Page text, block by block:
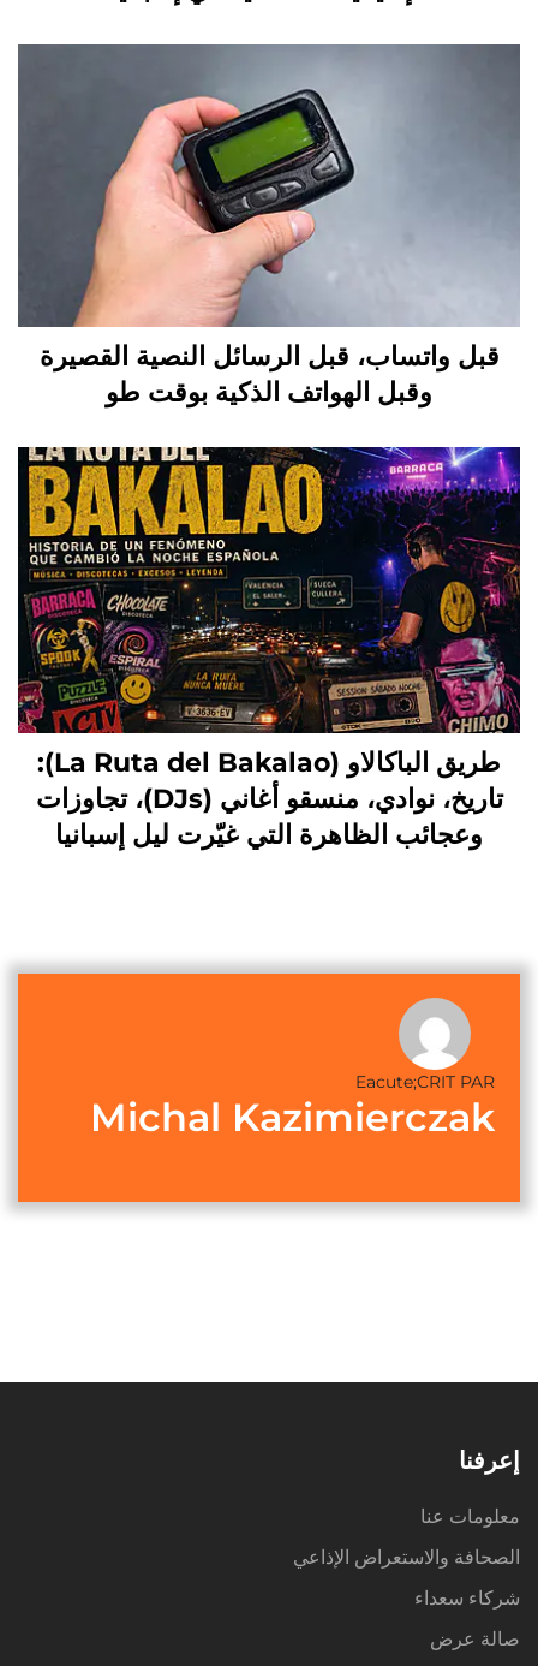
قبل واتساب، قبل الرسائل النصية القصيرة
وقبل الهواتف الذكية بوقت طو
طريق الباكالاو (La Ruta del Bakalao):
تاريخ، نوادي، منسقو أغاني (DJs)، تجاوزات
وعجائب الظاهرة التي غيّرت ليل إسبانيا
Eacute;CRIT PAR
Michal Kazimierczak
إعرفنا
معلومات عنا
الصحافة والاستعراض الإذاعي
شركاء سعداء
صالة عرض